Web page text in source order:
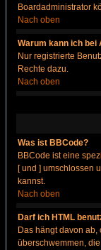
Boardadministrator
Nach oben
Warum kann ich
Nur registrierte
Rechte dazu.
Nach oben
Was ist BBCode?
BBCode ist eine
[ und ] umschlossen
kannst.
Nach oben
Darf ich HTML
Das hängt davon
überschwemmen,